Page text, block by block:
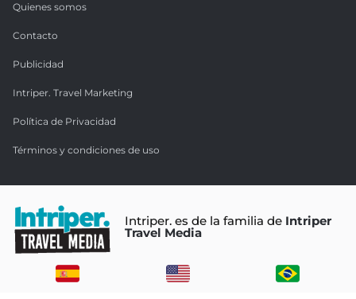
Quienes somos
Contacto
Publicidad
Intriper. Travel Marketing
Política de Privacidad
Términos y condiciones de uso
Intriper. es de la familia de Intriper
Travel Media